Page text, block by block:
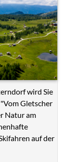
wird Sie
Gletscher
Natur am
auf der